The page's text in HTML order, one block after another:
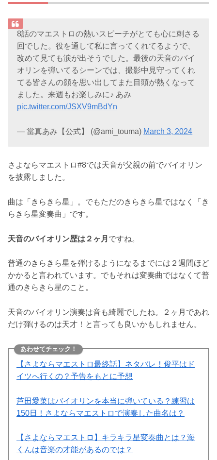
8話のマエストロの熱いスピーチがとても心に刺さる
回でした。役を通して私に言ってくれてるようで、
改めて見ても涙が出そうでした。最後の天音のバイ
オリンを弾いてるシーンでは、撮影中見守ってくれ
てる皆さんの顔を思い出してまた目頭が熱くなって
ました。来週もお楽しみに♪ あみ
pic.twitter.com/JSXV9mBdYn
— 當真あみ【公式】 (@ami_touma) March 3, 2024
さよならマエストロ#8では天音が父親の前でバイオリン
を披露しました。
曲は「きらきら星」。でもただのきらきら星ではなく「き
らきら星変奏曲」です。
天音のバイオリン歴は２ヶ月 ですね。
普通のきらきら星を弾けるようになるまでには２週間ほど
かかると言われています。でもそれは変奏曲ではなくて普
通のきらきら星のこと。
天音のバイオリン演奏は音も綺麗でしたね。２ヶ月であれ
だけ弾けるのは天才！と言っても良いかもしれません。
あわせてチェック！
【さよならマエストロ最終話】ネタバレ！俊平はド
イツへ行くの？予告をもとに予想
芦田愛菜はバイオリンを本当に弾いている？練習は
150日！さよならマエストロで演奏した曲名は？
【さよならマエストロ】キラキラ星変奏曲とは？海
くんは音楽の才能があるのでは？